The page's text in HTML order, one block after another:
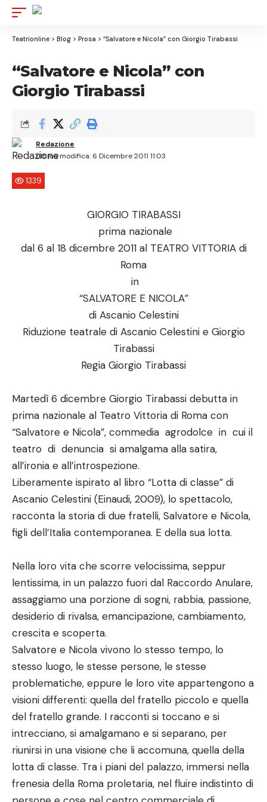
Resizer
Teatrionline > Blog > Prosa > “Salvatore e Nicola” con Giorgio Tirabassi
“Salvatore e Nicola” con
Giorgio Tirabassi
Ultima modifica: 6 Dicembre 2011 11:03
Redazione
1339
GIORGIO TIRABASSI
prima nazionale
dal 6 al 18 dicembre 2011 al TEATRO VITTORIA di
Roma
in
“SALVATORE E NICOLA”
di Ascanio Celestini
Riduzione teatrale di Ascanio Celestini e Giorgio
Tirabassi
Regia Giorgio Tirabassi
Martedì 6 dicembre Giorgio Tirabassi debutta in
prima nazionale al Teatro Vittoria di Roma con
“Salvatore e Nicola”, commedia agrodolce in cui il
teatro di denuncia si amalgama alla satira,
all’ironia e all’introspezione.
Liberamente ispirato al libro “Lotta di classe” di
Ascanio Celestini (Einaudi, 2009), lo spettacolo,
racconta la storia di due fratelli, Salvatore e Nicola,
figli dell’Italia contemporanea. E della sua lotta.
Nella loro vita che scorre velocissima, seppur
lentissima, in un palazzo fuori dal Raccordo Anulare,
assaggiamo una porzione di sogni, rabbia, passione,
desiderio di rivalsa, emancipazione, cambiamento,
crescita e scoperta.
Salvatore e Nicola vivono lo stesso tempo, lo
stesso luogo, le stesse persone, le stesse
problematiche, eppure le loro vite appartengono a
visioni differenti: quella del fratello piccolo e quella
del fratello grande. I racconti si toccano e si
intrecciano, si amalgamano e si separano, per
riunirsi in una visione che li accomuna, quella della
lotta di classe. Tra i piani del palazzo, immersi nella
frenesia della Roma proletaria, nel fluire indistinto di